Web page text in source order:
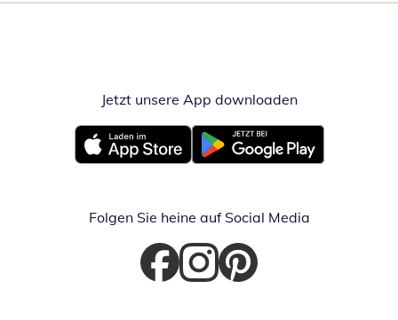
Jetzt unsere App downloadenÖffnet in
Öffnet in neuem FensterÖffnet in neuem Fenster
Folgen Sie heine auf Social Media
Öffnet in neuem Fenster
Öffnet in neuem Fenster
Öffnet in neuem Fenster